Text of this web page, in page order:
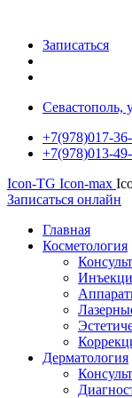
Записаться
Севастополь,
+7(978)017-
+7(978)013-
Icon-TG Icon-max
Записаться онлайн
Главная
Косметология
Дерматология